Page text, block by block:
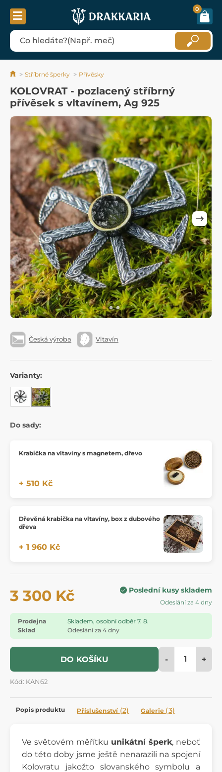
0
Stříbrné šperky Přívěsky
KOLOVRAT - pozlacený stříbrný
přívěsek s vltavínem, Ag 925
Česká výroba Vltavín
Varianty:
Do sady:
Krabička na vltavíny s magnetem, dřevo
+ 510 Kč
Dřevěná krabička na vltavíny, box z dubového
dřeva
+ 1 960 Kč
3 300 Kč Poslední kusy skladem
Odeslání za 4 dny
Prodejna
Skladem, osobní odběr 7. 8.
Sklad
Odeslání za 4 dny
DO KOŠÍKU - +
Kód: KAN62
Popis produktu Příslušenství (2) Galerie (3)
Ve světovém měřítku unikátní šperk, neboť
do této doby jsme ještě nenarazili na spojení
Kolovratu jakožto slovanského symbolu a